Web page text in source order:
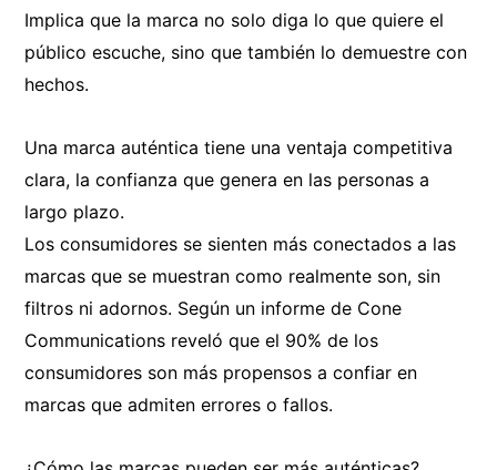
Implica que la marca no solo diga lo que quiere el
público escuche, sino que también lo demuestre con
hechos.
Una marca auténtica tiene una ventaja competitiva
clara, la confianza que genera en las personas a
largo plazo.
Los consumidores se sienten más conectados a las
marcas que se muestran como realmente son, sin
filtros ni adornos. Según un informe de Cone
Communications reveló que el 90% de los
consumidores son más propensos a confiar en
marcas que admiten errores o fallos.